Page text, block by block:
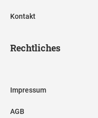
Kontakt
Rechtliches
Impressum
AGB